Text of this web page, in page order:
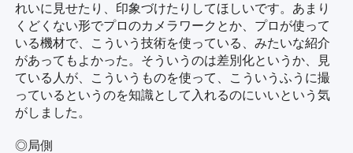
れいに見せたり、印象づけたりしてほしいです。あまり
くどくない形でプロのカメラワークとか、プロが使って
いる機材で、こういう技術を使っている、みたいな紹介
があってもよかった。そういうのは差別化というか、見
ている人が、こういうものを使って、こういうふうに撮
っているというのを知識として入れるのにいいという気
がしました。
◎局側